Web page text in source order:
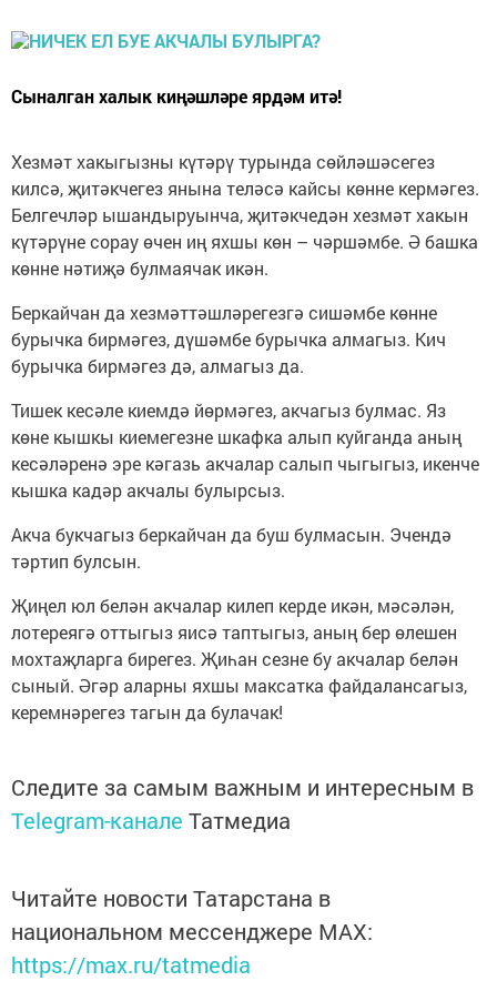
Сыналган халык киңәшләре ярдәм итә!
Хезмәт хакыгызны күтәрү турында сөйләшәсегез
килсә, җитәкчегез янына теләсә кайсы көнне кермәгез.
Белгечләр ышандыруынча, җитәкчедән хезмәт хакын
күтәрүне сорау өчен иң яхшы көн – чәршәмбе. Ә башка
көнне нәтиҗә булмаячак икән.
Беркайчан да хезмәттәшләрегезгә сишәмбе көнне
бурычка бирмәгез, дүшәмбе бурычка алмагыз. Кич
бурычка бирмәгез дә, алмагыз да.
Тишек кесәле киемдә йөрмәгез, акчагыз булмас. Яз
көне кышкы киемегезне шкафка алып куйганда аның
кесәләренә эре кәгазь акчалар салып чыгыгыз, икенче
кышка кадәр акчалы булырсыз.
Акча букчагыз беркайчан да буш булмасын. Эчендә
тәртип булсын.
Җиңел юл белән акчалар килеп керде икән, мәсәлән,
лотереягә оттыгыз яисә таптыгыз, аның бер өлешен
мохтаҗларга бирегез. Җиһан сезне бу акчалар белән
сыный. Әгәр аларны яхшы максатка файдалансагыз,
керемнәрегез тагын да булачак!
Следите за самым важным и интересным в
Telegram-канале Татмедиа
Читайте новости Татарстана в
национальном мессенджере MАХ:
https://max.ru/tatmedia